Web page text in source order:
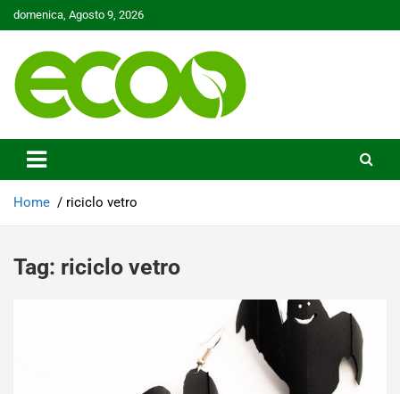
Skip
to
domenica, Agosto 9, 2026
Ecoo.it
Home riciclo vetro
Tag: riciclo vetro